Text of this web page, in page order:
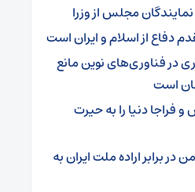
دفاع از اسلام و ایران است
در فناوری‌های نوین مانع
است
فراجا دنیا را به حیرت
برابر اراده ملت ایران به